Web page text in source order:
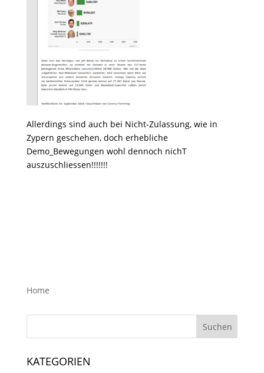
Allerdings sind auch bei Nicht-Zulassung, wie in
Zypern geschehen, doch erhebliche
Demo_Bewegungen wohl dennoch nichT
auszuschliessen!!!!!!!
Home
KATEGORIEN